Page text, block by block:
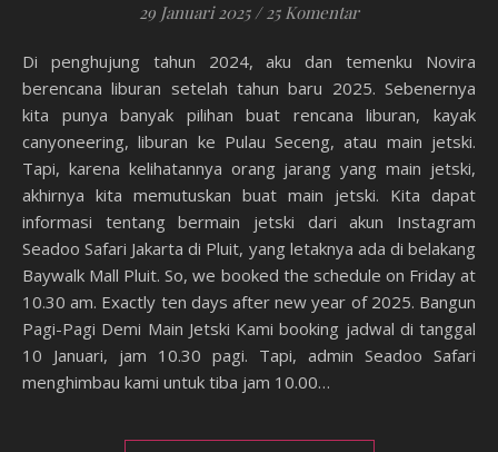
29 Januari 2025 / 25 Komentar
Di penghujung tahun 2024, aku dan temenku Novira
berencana liburan setelah tahun baru 2025. Sebenernya
kita punya banyak pilihan buat rencana liburan, kayak
canyoneering, liburan ke Pulau Seceng, atau main jetski.
Tapi, karena kelihatannya orang jarang yang main jetski,
akhirnya kita memutuskan buat main jetski. Kita dapat
informasi tentang bermain jetski dari akun Instagram
Seadoo Safari Jakarta di Pluit, yang letaknya ada di belakang
Baywalk Mall Pluit. So, we booked the schedule on Friday at
10.30 am. Exactly ten days after new year of 2025. Bangun
Pagi-Pagi Demi Main Jetski Kami booking jadwal di tanggal
10 Januari, jam 10.30 pagi. Tapi, admin Seadoo Safari
menghimbau kami untuk tiba jam 10.00…